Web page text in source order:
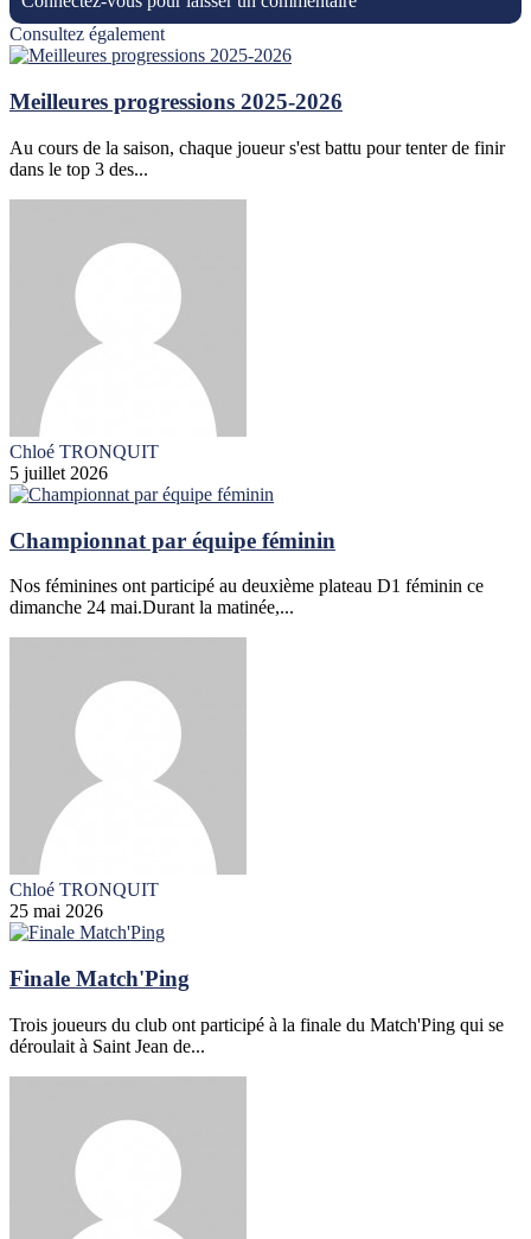
Consultez également
Meilleures progressions 2025-2026
Au cours de la saison, chaque joueur s'est battu pour tenter de finir
dans le top 3 des...
Chloé TRONQUIT
5 juillet 2026
Championnat par équipe féminin
Nos féminines ont participé au deuxième plateau D1 féminin ce
dimanche 24 mai.Durant la matinée,...
Chloé TRONQUIT
25 mai 2026
Finale Match'Ping
Trois joueurs du club ont participé à la finale du Match'Ping qui se
déroulait à Saint Jean de...